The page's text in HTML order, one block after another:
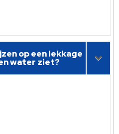
op een lekkage
water ziet?